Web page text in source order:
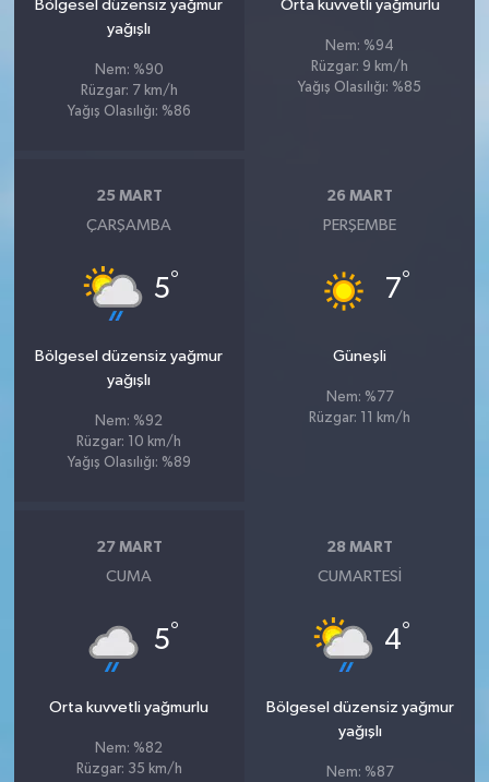
Bölgesel düzensiz yağmur
yağışlı
Nem: %90
Rüzgar: 7 km/h
Yağış Olasılığı: %86
Orta kuvvetli yağmurlu
Nem: %94
Rüzgar: 9 km/h
Yağış Olasılığı: %85
25 MART
ÇARŞAMBA
5°
Bölgesel düzensiz yağmur
yağışlı
Nem: %92
Rüzgar: 10 km/h
Yağış Olasılığı: %89
26 MART
PERŞEMBE
7°
Güneşli
Nem: %77
Rüzgar: 11 km/h
27 MART
CUMA
5°
Orta kuvvetli yağmurlu
Nem: %82
Rüzgar: 35 km/h
28 MART
CUMARTESI
4°
Bölgesel düzensiz yağmur
yağışlı
Nem: %87